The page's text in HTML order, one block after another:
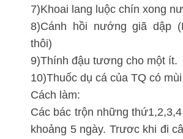
7)Khoai lang luộc chín xong
8)Cánh hồi nướng giã dập
thôi)
9)Thính đậu tương cho một ít.
10)Thuốc dụ cá của TQ có
Cách làm:
Các bác trộn những
khoảng 5 ngày. Trươc khi đi